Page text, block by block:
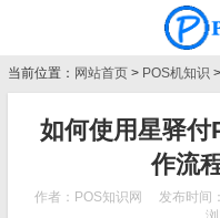
当前位置： 网站首页 > POS机知识 >
如何使用星驿付
作流
作者：POS知识网 发布时间